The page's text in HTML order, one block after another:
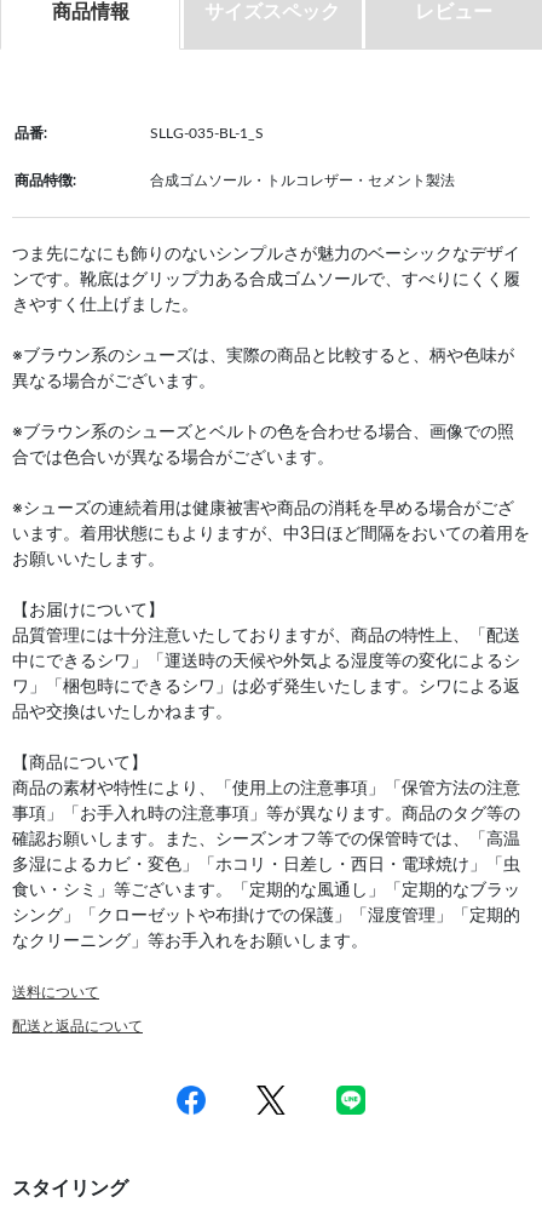
商品情報 サイズスペック レビュー
品番: SLLG-035-BL-1_S
商品特徴: 合成ゴムソール・トルコレザー・セメント製法
つま先になにも飾りのないシンプルさが魅力のベーシックなデザイ
ンです。靴底はグリップ力ある合成ゴムソールで、すべりにくく履
きやすく仕上げました。
※ブラウン系のシューズは、実際の商品と比較すると、柄や色味が
異なる場合がございます。
※ブラウン系のシューズとベルトの色を合わせる場合、画像での照
合では色合いが異なる場合がございます。
※シューズの連続着用は健康被害や商品の消耗を早める場合がござ
います。着用状態にもよりますが、中3日ほど間隔をおいての着用を
お願いいたします。
【お届けについて】
品質管理には十分注意いたしておりますが、商品の特性上、「配送
中にできるシワ」「運送時の天候や外気よる湿度等の変化によるシ
ワ」「梱包時にできるシワ」は必ず発生いたします。シワによる返
品や交換はいたしかねます。
【商品について】
商品の素材や特性により、「使用上の注意事項」「保管方法の注意
事項」「お手入れ時の注意事項」等が異なります。商品のタグ等の
確認お願いします。また、シーズンオフ等での保管時では、「高温
多湿によるカビ・変色」「ホコリ・日差し・西日・電球焼け」「虫
食い・シミ」等ございます。「定期的な風通し」「定期的なブラッ
シング」「クローゼットや布掛けでの保護」「湿度管理」「定期的
なクリーニング」等お手入れをお願いします。
送料について
配送と返品について
スタイリング